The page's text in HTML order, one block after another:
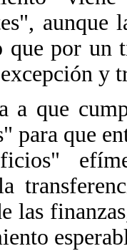
aunque
que por un
y
a que
para que
las